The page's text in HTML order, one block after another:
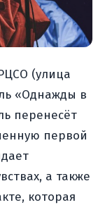
(улица
«Однажды в
перенесёт
первой
а также
которая